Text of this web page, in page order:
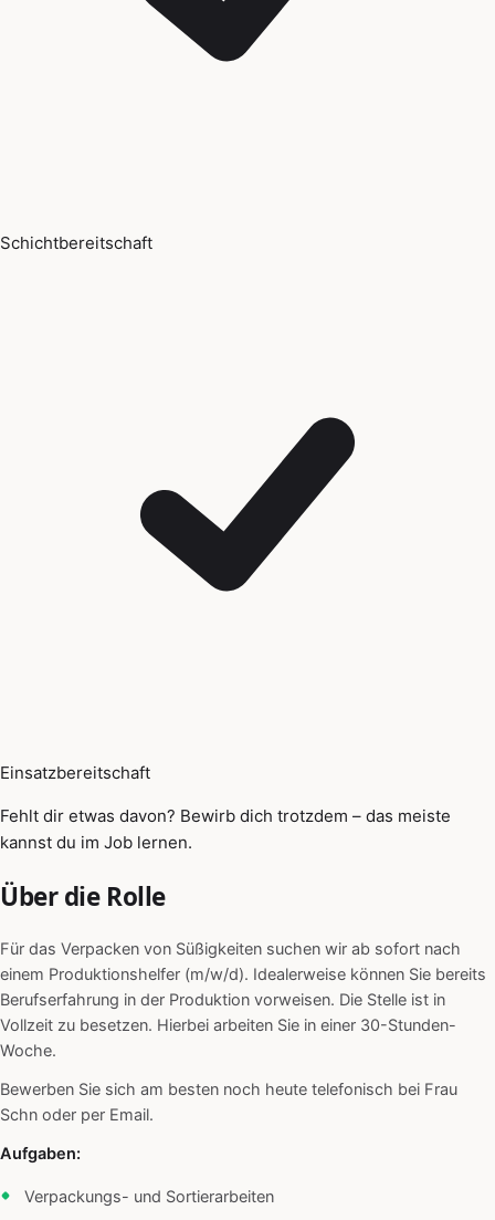
Schichtbereitschaft
Einsatzbereitschaft
Fehlt dir etwas davon? Bewirb dich trotzdem – das meiste
kannst du im Job lernen.
Über die Rolle
Für das Verpacken von Süßigkeiten suchen wir ab sofort nach
einem Produktionshelfer (m/w/d). Idealerweise können Sie bereits
Berufserfahrung in der Produktion vorweisen. Die Stelle ist in
Vollzeit zu besetzen. Hierbei arbeiten Sie in einer 30-Stunden-
Woche.
Bewerben Sie sich am besten noch heute telefonisch bei Frau
Schn oder per Email.
Aufgaben:
Verpackungs- und Sortierarbeiten